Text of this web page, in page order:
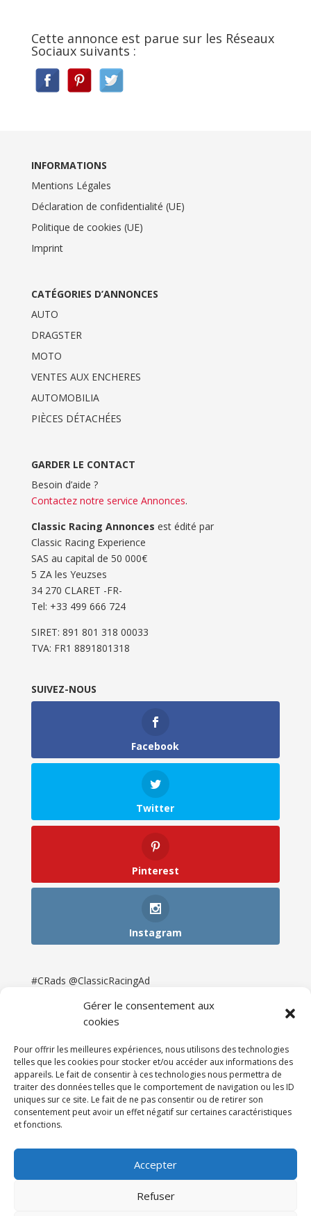
Gérer le consentement aux
cookies
Pour offrir les meilleures expériences, nous utilisons des technologies
telles que les cookies pour stocker et/ou accéder aux informations des
appareils. Le fait de consentir à ces technologies nous permettra de
traiter des données telles que le comportement de navigation ou les ID
uniques sur ce site. Le fait de ne pas consentir ou de retirer son
consentement peut avoir un effet négatif sur certaines caractéristiques
et fonctions.
Accepter
Refuser
Cette annonce est parue sur les Réseaux
Sociaux suivants :
INFORMATIONS
Mentions Légales
Déclaration de confidentialité (UE)
Politique de cookies (UE)
Imprint
CATÉGORIES D’ANNONCES
AUTO
DRAGSTER
MOTO
VENTES AUX ENCHERES
AUTOMOBILIA
PIÈCES DÉTACHÉES
GARDER LE CONTACT
Besoin d’aide ?
Contactez notre service Annonces.
Classic Racing Annonces est édité par
Classic Racing Experience
SAS au capital de 50 000€
5 ZA les Yeuzses
34 270 CLARET -FR-
Tel: ‭+33 499 666 724‬
SIRET: 891 801 318 00033
TVA: FR1 8891801318
SUIVEZ-NOUS
Facebook
Twitter
Pinterest
Instagram
#CRads @ClassicRacingAd
Newsletter & Presse
Partenaires
Tarifs
Espace Client